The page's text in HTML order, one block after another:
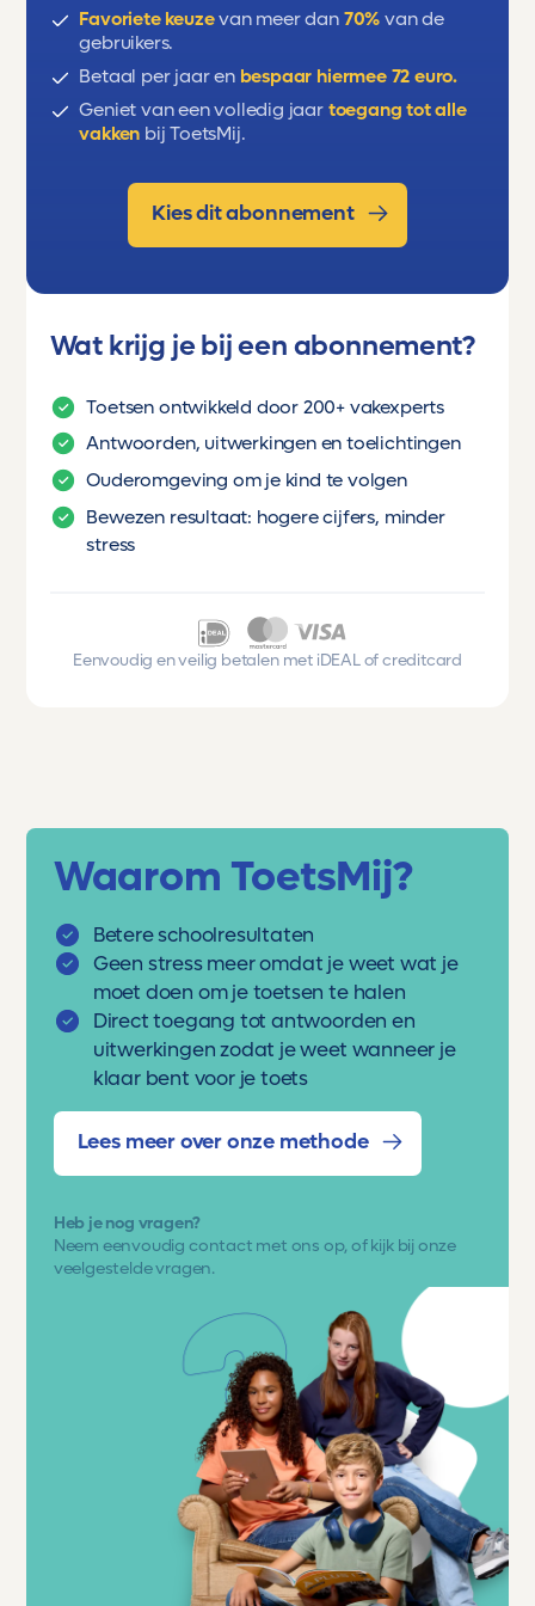
Who, whose, whom, which, that
Present perfect vs present
perfect continuous
Past simple vs past continuous
Favoriete keuzevan meer dan 70% van de
gebruikers.
Betaal per jaar en bespaar hiermee 72 euro.
Geniet van een volledig jaar toegang tot alle
vakken bij ToetsMij.
Kies dit abonnement
Wat krijg je bij een abonnement?
Toetsen ontwikkeld door 200+ vakexperts
Antwoorden, uitwerkingen en toelichtingen
Ouderomgeving om je kind te volgen
Bewezen resultaat: hogere cijfers, minder
stress
Eenvoudig en veilig betalen met iDEAL of creditcard
Waarom ToetsMij?
Betere schoolresultaten
Geen stress meer omdat je weet wat je
moet doen om je toetsen te halen
Direct toegang tot antwoorden en
uitwerkingen zodat je weet wanneer je
klaar bent voor je toets
Lees meer over onze methode
Heb je nog vragen?
Neem eenvoudig contact met ons op, of kijk bij onze
veelgestelde vragen.